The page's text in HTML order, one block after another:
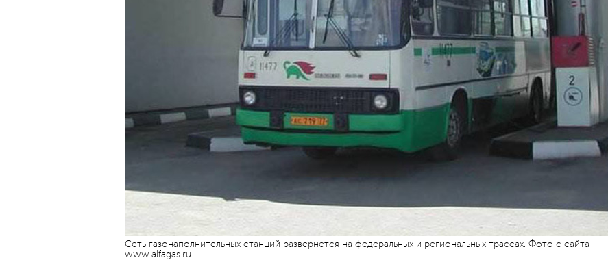
Сеть газонаполнительных станций развернется на федеральных и региональных трассах. Фото с сайта
www.alfagas.ru